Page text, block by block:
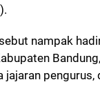
nampak
pengurus,